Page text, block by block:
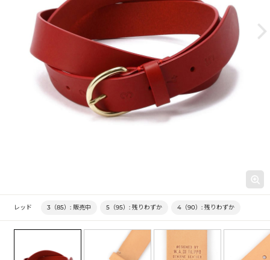
レッド 3（85）: 販売中 5（95）: 残りわずか 4（90）: 残りわずか